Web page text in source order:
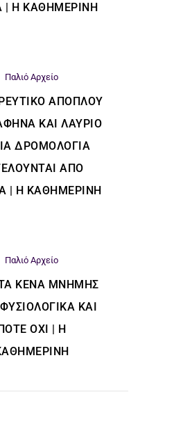
| Η ΚΑΘΗΜΕΡΙΝΗ
Παλιό Αρχείο
ΑΠΌΠΛΟΥ
ΚΑΙ ΛΑΎΡΙΟ
ΔΡΟΜΟΛΌΓΙΑ
ΑΠΌ
| Η ΚΑΘΗΜΕΡΙΝΗ
Παλιό Αρχείο
ΚΕΝΆ ΜΝΉΜΗΣ
ΦΥΣΙΟΛΟΓΙΚΆ ΚΑΙ
ΠΌΤΕ ΌΧΙ | Η